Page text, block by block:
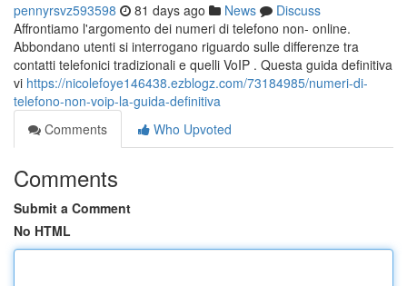
pennyrsvz593598 81 days ago News
Discuss
Affrontiamo l'argomento dei numeri di telefono non- online.
Abbondano utenti si interrogano riguardo sulle differenze tra
contatti telefonici tradizionali e quelli VoIP . Questa guida definitiva
vi https://nicolefoye146438.ezblogz.com/73184985/numeri-di-
telefono-non-voip-la-guida-definitiva
Comments
Who Upvoted
Comments
Submit a Comment
No HTML